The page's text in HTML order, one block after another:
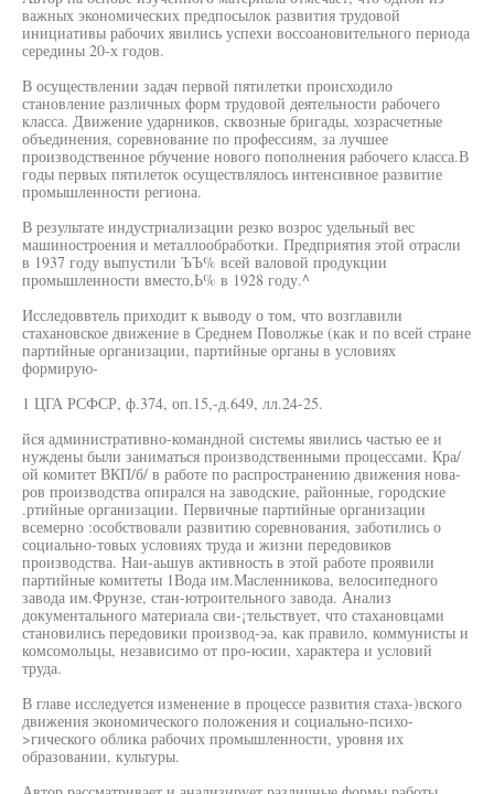
важных экономических предпосылок развития трудовой
инициативы рабочих явились успехи воссоановительного периода
середины 20-х годов.
В осуществлении задач первой пятилетки происходило
становление различных форм трудовой деятельности рабочего
класса. Движение ударников, сквозные бригады, хозрасчетные
объединения, соревнование по профессиям, за лучшее
производственное рбучение нового пополнения рабочего класса.В
годы первых пятилеток осуществлялось интенсивное развитие
промышленности региона.
В результате индустриализации резко возрос удельный вес
машиностроения и металлообработки. Предприятия этой отрасли
в 1937 году выпустили ЪЪ% всей валовой продукции
промышленности вместо,Ь% в 1928 году.^
Исследоввтель приходит к выводу о том, что возглавили
стахановское движение в Среднем Поволжье (как и по всей стране
партийные организации, партийные органы в условиях
формирую-
1 ЦГА РСФСР, ф.374, оп.15,-д.649, лл.24-25.
йся административно-командной системы явились частью ее и
нуждены были заниматься производственными процессами. Кра/
ой комитет ВКП/б/ в работе по распространению движения нова-
ров производства опирался на заводские, районные, городские
.ртийные организации. Первичные партийные организации
всемерно :особствовали развитию соревнования, заботились о
социально-товых условиях труда и жизни передовиков
производства. Наи-аьшув активность в этой работе проявили
партийные комитеты 1Вода им.Масленникова, велосипедного
завода им.Фрунзе, стан-ютроительного завода. Анализ
документального материала сви-¡тельствует, что стахановцами
становились передовики производ-эа, как правило, коммунисты и
комсомольцы, независимо от про-юсии, характера и условий
труда.
В главе исследуется изменение в процессе развития стаха-)вского
движения экономического положения и социально-психо-
>гического облика рабочих промышленности, уровня их
образовании, культуры.